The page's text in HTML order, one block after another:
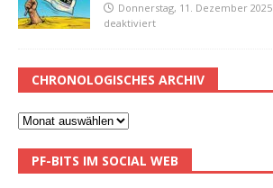
Donnerstag, 11. Dezember 2025
deaktiviert
CHRONOLOGISCHES ARCHIV
PF-BITS IM SOCIAL WEB